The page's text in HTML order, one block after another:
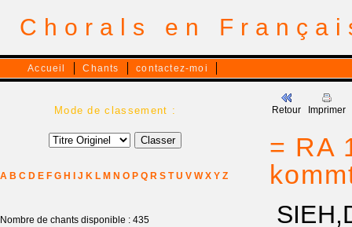
Chorals en
Accueil Chants contactez-moi
Mode de classement :
A B C D E F G H J K L M N O P Q R S T U V W X Y Z
Nombre de chants disponible : 435
Retour Imprimer
= RA